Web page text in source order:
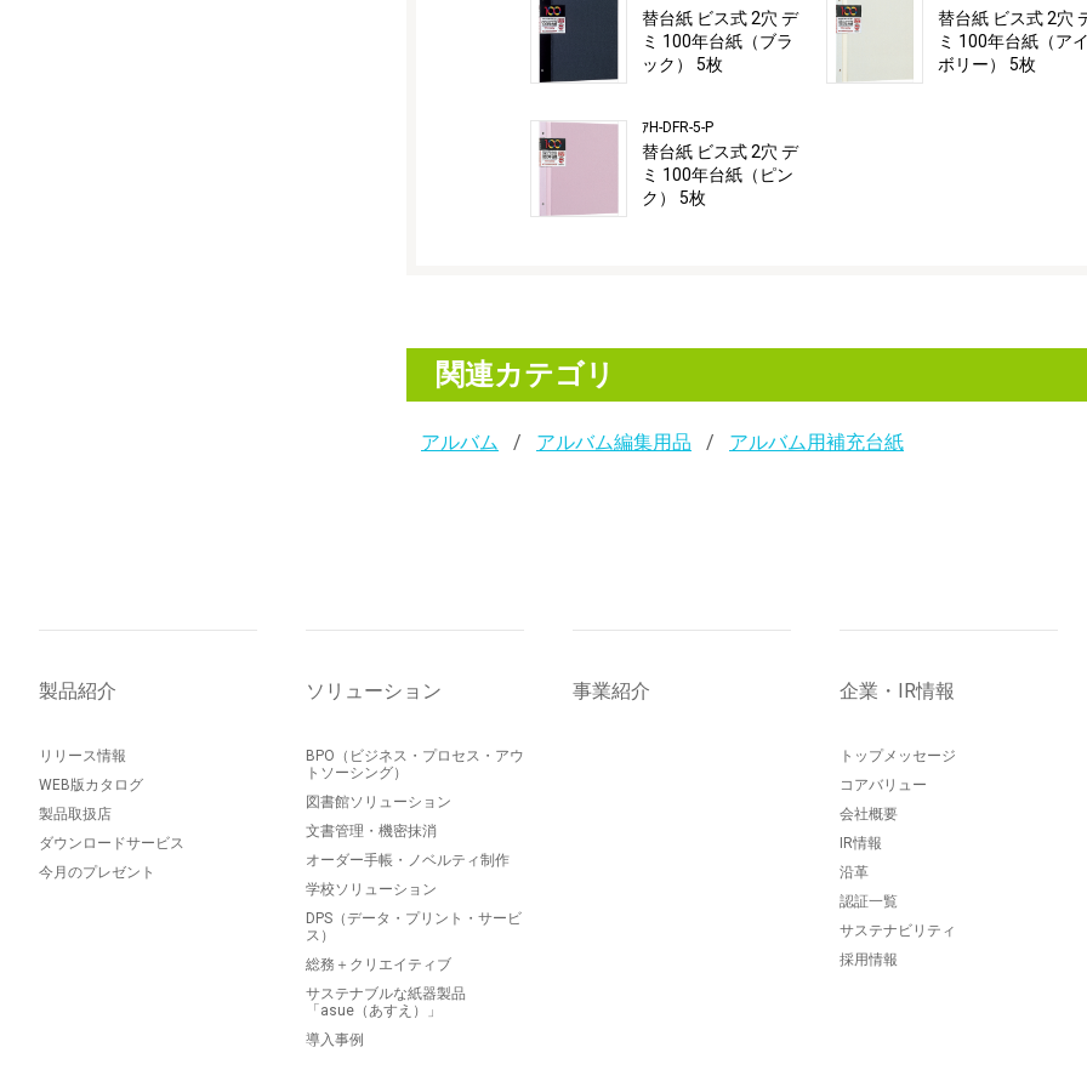
替台紙 ビス式 2穴 デ
ミ 100年台紙（ブラ
ック） 5枚
ｱH-DFR-5-P
替台紙 ビス式 2穴 デ
ミ 100年台紙（ピン
ク） 5枚
替台紙 ビス式 2穴
ミ 100年台紙（ア
ボリー） 5枚
関連カテゴリ
アルバム アルバム編集用品 アルバム用補充台紙
製品紹介
リリース情報
WEB版カタログ
製品取扱店
ダウンロードサービス
今月のプレゼント
ソリューション
BPO（ビジネス・プロセス・アウ
トソーシング）
図書館ソリューション
文書管理・機密抹消
オーダー手帳・ノベルティ制作
学校ソリューション
DPS（データ・プリント・サービ
ス）
総務＋クリエイティブ
サステナブルな紙器製品
「asue（あすえ）」
導入事例
事業紹介 企業・IR情報
トップメッセージ
コアバリュー
会社概要
IR情報
沿革
認証一覧
サステナビリティ
採用情報